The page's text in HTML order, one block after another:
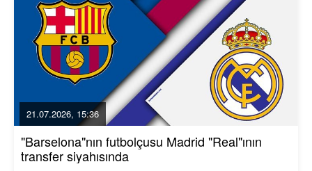
21.07.2026, 15:36
"Barselona"nın futbolçusu Madrid "Real"ının
transfer siyahısında